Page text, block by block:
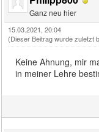
Ganz neu hier
15.03.2021, 20:04
(Dieser Beitrag wurde zuletzt
Keine Ahnung, mir
in meiner Lehre